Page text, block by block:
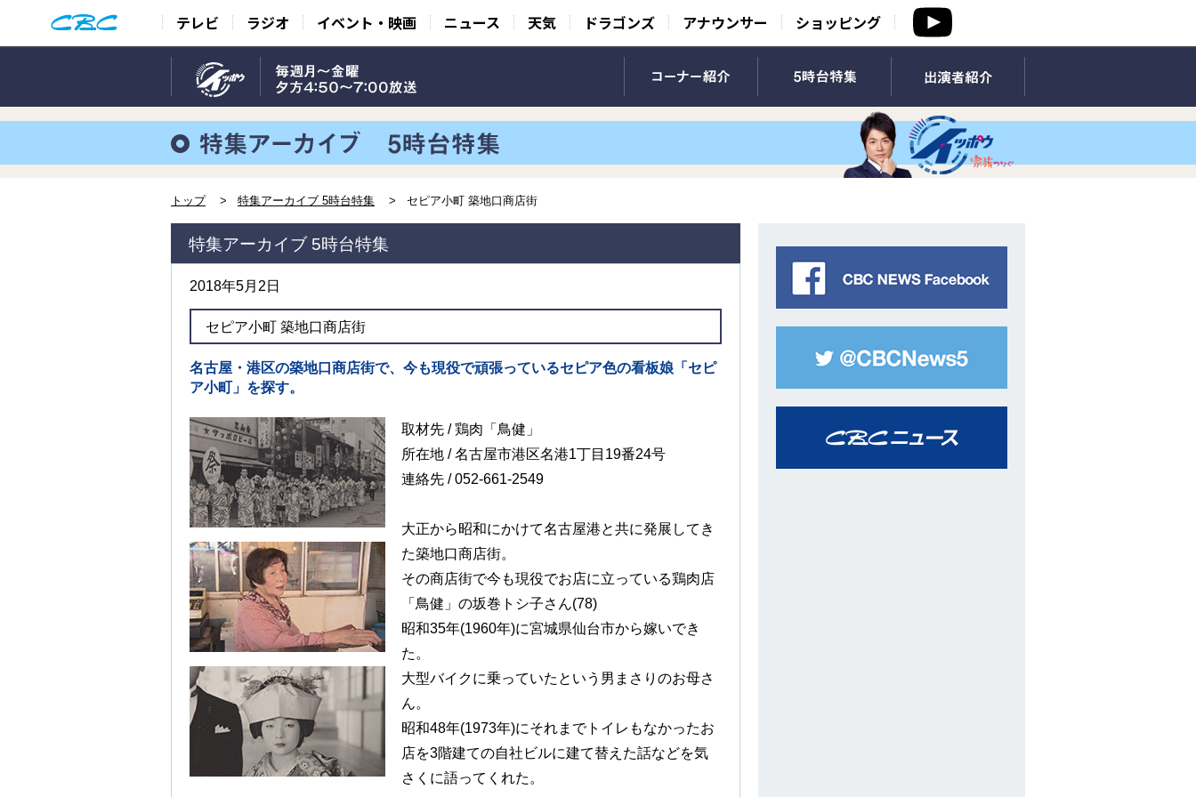
テレビ ラジオ イベント・映画 ニュース 天気 ドラゴンズ アナウンサー ショッピング
トップ 特集アーカイブ 5時台特集 セピア小町 築地口商店街
特集アーカイブ 5時台特集
2018年5月2日
セピア小町 築地口商店街
名古屋・港区の築地口商店街で、今も現役で頑張っているセピア色の看板娘「セピ
ア小町」を探す。
取材先 / 鶏肉「鳥健」
所在地 / 名古屋市港区名港1丁目19番24号
連絡先 / 052-661-2549
大正から昭和にかけて名古屋港と共に発展してき
た築地口商店街。
その商店街で今も現役でお店に立っている鶏肉店
「鳥健」の坂巻トシ子さん(78)
昭和35年(1960年)に宮城県仙台市から嫁いでき
た。
大型バイクに乗っていたという男まさりのお母さ
ん。
昭和48年(1973年)にそれまでトイレもなかったお
店を3階建ての自社ビルに建て替えた話などを気
さくに語ってくれた。